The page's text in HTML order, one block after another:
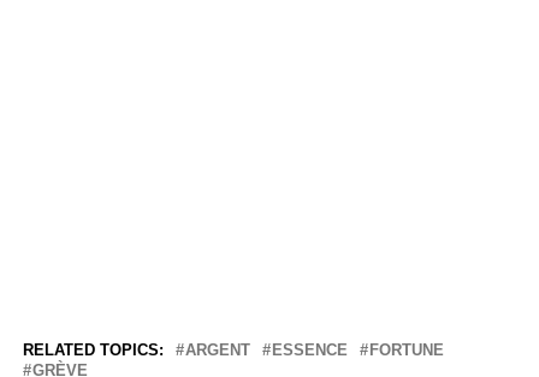
RELATED TOPICS: ARGENT ESSENCE
FORTUNE
GRÈVE